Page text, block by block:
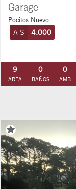
Garage
Pocitos Nuevo
A $ 4.000
9
AREA
0
BAÑOS
0
AMB